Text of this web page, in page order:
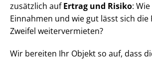
zusätzlich aufErtrag und Risiko:
Einnahmen und wie gut lässt sich die
Zweifel weitervermieten?
Wir bereiten Ihr Objekt so auf, dass